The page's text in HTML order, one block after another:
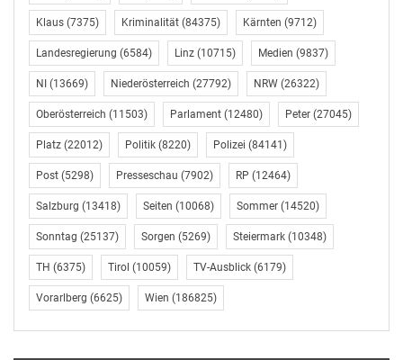
Ähnliche Beiträge
„profil“-Umfrage: Zwei
Drittel empfinden
Corona-Situation als
belastend
Oktober 31, 2020
In "Medien"
„profil“-Umfrage: 27%
sagen, dass
Beziehungen im
Freundes- und
Bekanntenkreis unter
Corona litten
September 11, 2021
In "Politik"
Inkontinenz: Deutsche
fürchten
Einschränkungen beim
Sport / Körperliche
Klaus (7375) Kriminalität (84375) Kärnten (9712)
Landesregierung (6584) Linz (10715) Medien (9837)
NI (13669) Niederösterreich (27792) NRW (26322)
Oberösterreich (11503) Parlament (12480) Peter (27045)
Platz (22012) Politik (8220) Polizei (84141)
Post (5298) Presseschau (7902) RP (12464)
Salzburg (13418) Seiten (10068) Sommer (14520)
Sonntag (25137) Sorgen (5269) Steiermark (10348)
TH (6375) Tirol (10059) TV-Ausblick (6179)
Vorarlberg (6625) Wien (186825)